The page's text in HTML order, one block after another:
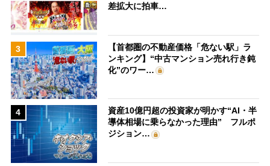
差拡大に拍車…
3
【首都圏の不動産価格「危ない駅」ラ
ンキング】“中古マンション売れ行き鈍
化”のワー…
4
資産10億円超の投資家が明かす“AI・半
導体相場に乗らなかった理由” フルポ
ジション…